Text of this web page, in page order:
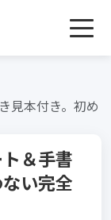
見本付き。初め
＆手書
い完全